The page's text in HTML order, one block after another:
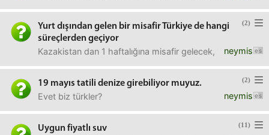
(2)
Yurt dışından gelen bir misafir Türkiye de hangi
süreçlerden geçiyor
neymis
Kazakistan dan 1 haftalığına misafir gelecek, 14 gün
(2)
19 mayıs tatili denize girebiliyor muyuz.
neymis
Evet biz türkler?
(11)
Uygun fiyatlı suv